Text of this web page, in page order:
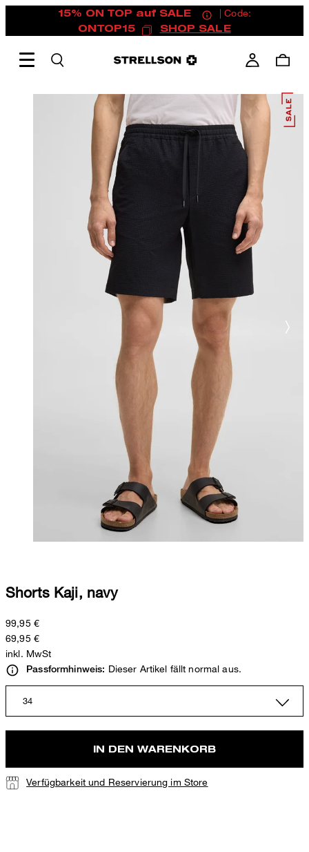
15% ON TOP auf SALE
| Code:
ONTOP15
SHOP SALE
Shorts Kaji, navy
99,95 €
69,95 €
inkl. MwSt
Passformhinweis: Dieser Artikel fällt normal aus.
34
IN DEN WARENKORB
Verfügbarkeit und Reservierung im Store